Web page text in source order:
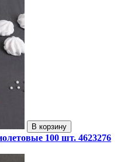
В корзину
100 шт. 4623276